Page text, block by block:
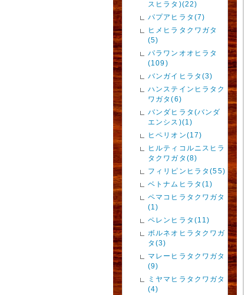
スヒラタ)(22)
パプアヒラタ(7)
ヒメヒラタクワガタ
(5)
パラワンオオヒラタ
(109)
バンガイヒラタ(3)
ハンステインヒラタク
ワガタ(6)
バンダヒラタ(バンダ
エンシス)(1)
ヒペリオン(17)
ヒルティコルニスヒラ
タクワガタ(8)
フィリピンヒラタ(55)
ベトナムヒラタ(1)
ペマコヒラタクワガタ
(1)
ペレンヒラタ(11)
ボルネオヒラタクワガ
タ(3)
マレーヒラタクワガタ
(9)
ミヤマヒラタクワガタ
(4)